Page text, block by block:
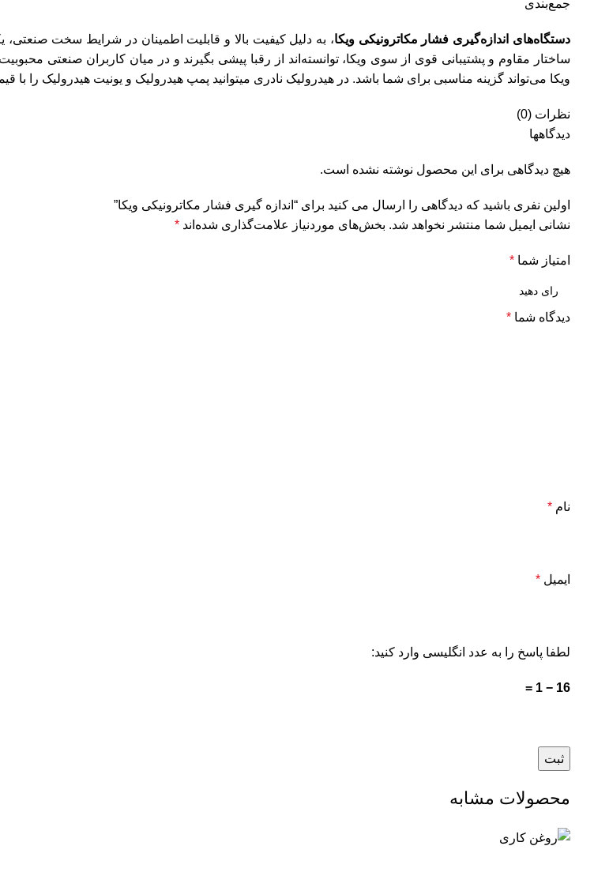
جمع‌بندی
دستگاه‌های اندازه‌گیری فشار مکاترونیکی ویکا، به دلیل کیفیت بالا و قابلیت اطمینان در شرایط سخت صنعتی،
ساختار مقاوم و پشتیبانی قوی از سوی ویکا، توانسته‌اند از رقبا پیشی بگیرند و در میان کاربران صنعتی
ویکا می‌تواند گزینه مناسبی برای شما باشد​. در هیدرولیک نادری میتوانید پمپ هیدرولیک و یونیت هیدرولیک را با
نظرات (0)
دیدگاهها
هیچ دیدگاهی برای این محصول نوشته نشده است.
اولین نفری باشید که دیدگاهی را ارسال می کنید برای “اندازه گیری فشار مکاترونیکی ویکا”
نشانی ایمیل شما منتشر نخواهد شد. بخش‌های موردنیاز علامت‌گذاری شده‌اند *
امتیاز شما *
دیدگاه شما *
نام *
ایمیل *
لطفا پاسخ را به عدد انگلیسی وارد کنید:
16 − 1 =
محصولات مشابه